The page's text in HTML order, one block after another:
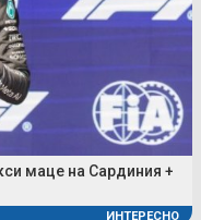
маце на Сардиния +
ИНТЕРЕСНО